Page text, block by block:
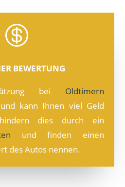

BEWERTUNG
bei Oldtimern
kann Ihnen viel Geld
dies durch ein
und finden einen
des Autos nennen.